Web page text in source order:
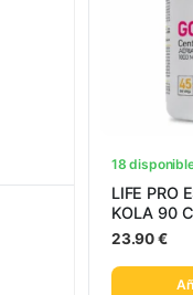
18
LIFE PRO
KOLA 90
23.90€